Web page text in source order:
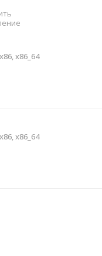
x86_64
x86_64